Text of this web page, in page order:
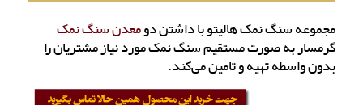
مجموعه سنگ نمک هالیتو با داشتن دومعدن سنگ نمک
گرمسار به صورت مستقیم سنگ نمک مورد نیاز مشتریان را
بدون واسطه تهیه و تامین می‌کند.